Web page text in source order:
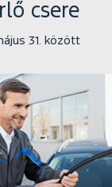
csere
31. között